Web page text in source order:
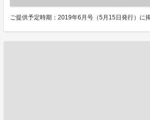
ご提供予定時期：2019年6月号（5月15日発行）に